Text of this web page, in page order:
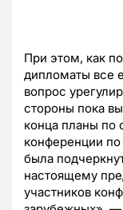
При этом, как
дипломаты все
вопрос
стороны пока
конца планы по
конференции
была
настоящему
участников